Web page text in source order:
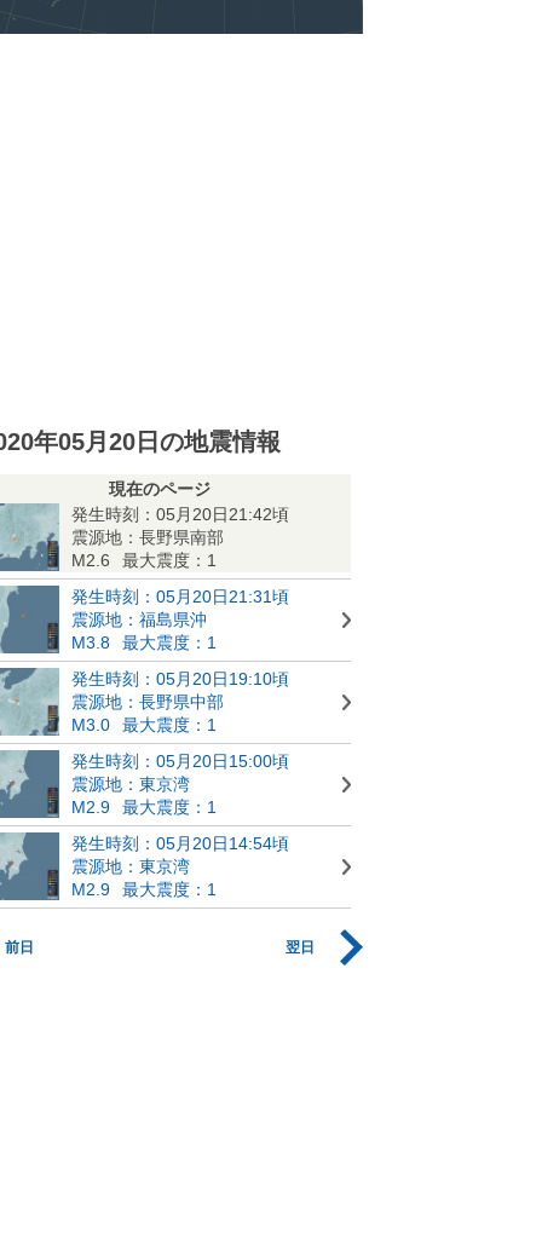
年05月20日の地震情報
現在のページ
発生時刻：05月20日21:42頃
震源地：長野県南部
M2.6
最大震度：1
発生時刻：05月20日21:31頃
震源地：福島県沖
M3.8
最大震度：1
発生時刻：05月20日19:10頃
震源地：長野県中部
M3.0
最大震度：1
発生時刻：05月20日15:00頃
震源地：東京湾
M2.9
最大震度：1
発生時刻：05月20日14:54頃
震源地：東京湾
M2.9
最大震度：1
前日 翌日